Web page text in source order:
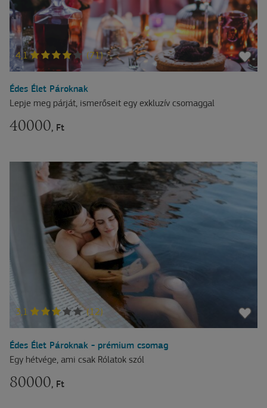
4,1 (71)
Édes Élet Pároknak
Lepje meg párját, ismerőseit egy exkluzív csomaggal
40000, Ft
3,1 (12)
Édes Élet Pároknak - prémium csomag
Egy hétvége, ami csak Rólatok szól
80000, Ft